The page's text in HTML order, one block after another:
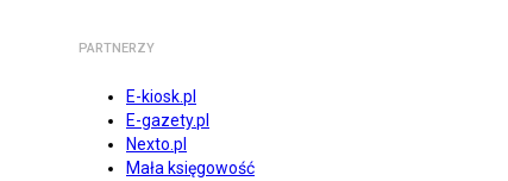
PARTNERZY
E-kiosk.pl
E-gazety.pl
Nexto.pl
Mała księgowość